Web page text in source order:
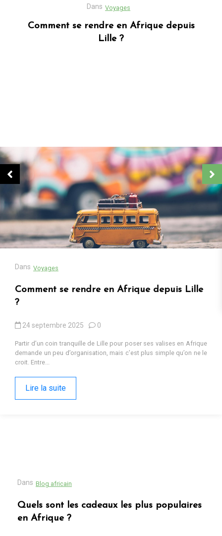
Dans Business
Découvrez Donafesta : La Référence pour
vos cadeaux personnalisés
Dans Blog africain
Quels sont les cadeaux les plus populaires
en Afrique ?
13 octobre 2025 0
Cadeaux populaires en Afrique en 2025 : tendances, contextes et
Lire la suite
Dans Blog africain
Quels sont les cadeaux les plus populaires
en Afrique ?